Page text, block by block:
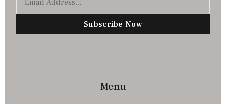
Subscribe Now
Menu